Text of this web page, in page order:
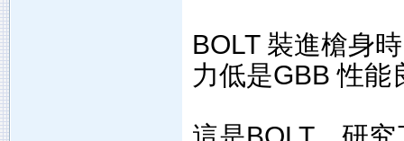
BOLT 裝進槍身
力低是GBB 性能